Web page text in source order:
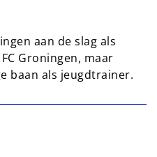
aan de slag als
Groningen, maar
baan als jeugdtrainer.